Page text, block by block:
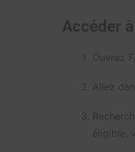
Accéder à
Ouvrez
Allez
éligible,